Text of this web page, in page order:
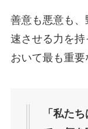
善意も悪意も
速させる力を
おいて最も重要
「私た